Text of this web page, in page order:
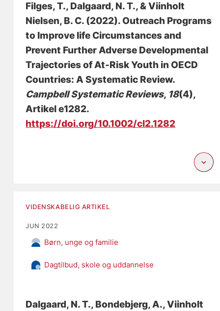
Filges, T., Dalgaard, N. T., & Viinholt
Nielsen, B. C. (2022). Outreach Programs
to Improve life Circumstances and
Prevent Further Adverse Developmental
Trajectories of At-Risk Youth in OECD
Countries: A Systematic Review.
Campbell Systematic Reviews, 18(4),
Artikel e1282.
https://doi.org/10.1002/cl2.1282
VIDENSKABELIG ARTIKEL
JUN 2022
Børn, unge og familie
Dagtilbud, skole og uddannelse
Dalgaard, N. T., Bondebjerg, A., Viinholt